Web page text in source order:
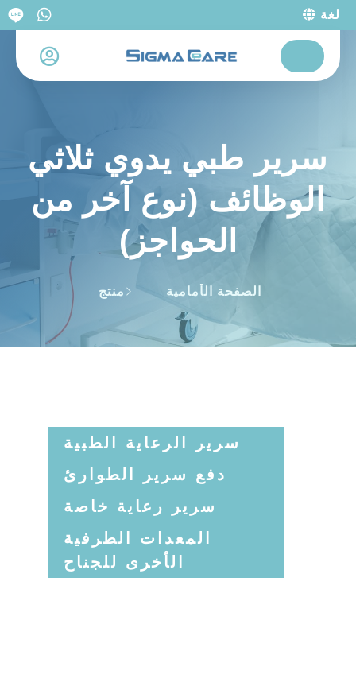
لغة
سرير طبي يدوي ثلاثي
الوظائف (نوع آخر من
الحواجز)
الصفحة الأمامية منتج
سرير الرعاية الطبية
دفع سرير الطوارئ
سرير رعاية خاصة
المعدات الطرفية
الأخرى للجناح